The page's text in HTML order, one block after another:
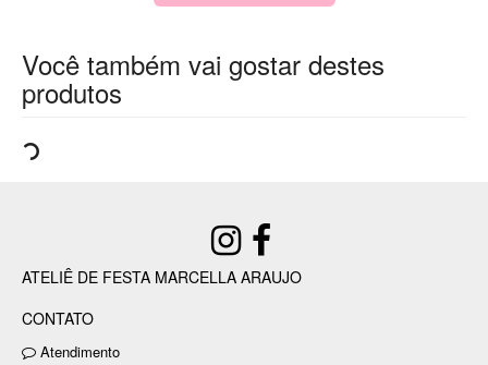
Você também vai gostar destes
produtos
ATELIÊ DE FESTA MARCELLA ARAUJO
CONTATO
Atendimento